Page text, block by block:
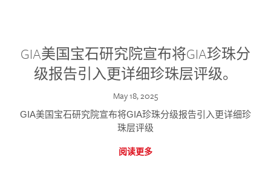
GIA美国宝石研究院宣布将GIA珍珠分
级报告引入更详细珍珠层评级。
May 18, 2025
GIA美国宝石研究院宣布将GIA珍珠分级报告引入更详细珍
珠层评级
阅读更多